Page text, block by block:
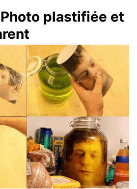
Photo plastifiée et